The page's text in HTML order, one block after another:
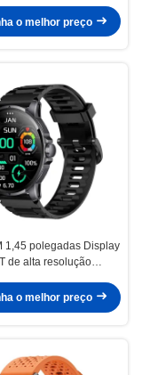
Smartwatch
o melhor preço
1,45 polegadas Display
de alta resolução
Calling
o melhor preço